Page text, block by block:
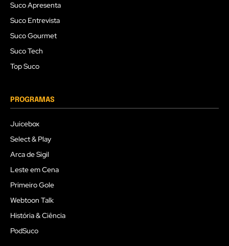
Suco Apresenta
Suco Entrevista
Suco Gourmet
Suco Tech
Top Suco
PROGRAMAS
Juicebox
Select & Play
Arca de Sigil
Leste em Cena
Primeiro Gole
Webtoon Talk
História & Ciência
PodSuco